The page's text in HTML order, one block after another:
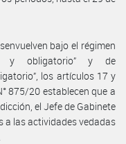
bajo el régimen
y obligatorio” y de
los artículos 17 y
875/20 establecen que a
el Jefe de Gabinete
a las actividades vedadas